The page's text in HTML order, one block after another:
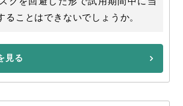
ることはできないでしょうか。
見る